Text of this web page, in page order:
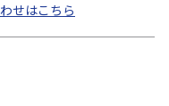
せはこちら